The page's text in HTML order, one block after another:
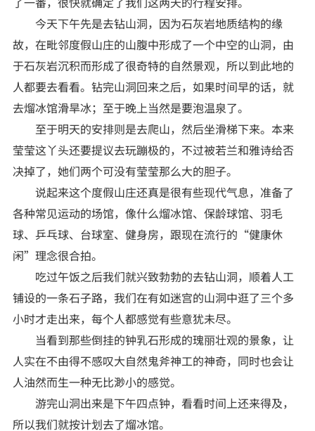
今天下午先是去钻山洞，因为石灰岩地质结构的缘
故，在毗邻度假山庄的山腹中形成了一个中空的山洞，由
于石灰岩沉积而形成了很奇特的自然景观，所以到此地的
人都要去看看。钻完山洞回来之后，如果时间早的话，就
去熘冰馆滑旱冰；至于晚上当然是要泡温泉了。
至于明天的安排则是去爬山，然后坐滑梯下来。本来
莹莹这丫头还要提议去玩蹦极的，不过被若兰和雅诗给否
决掉了，她们两个可没有莹莹那么大的胆子。
说起来这个度假山庄还真是很有些现代气息，准备了
各种常见运动的场馆，像什么熘冰馆、保龄球馆、羽毛
球、乒乓球、台球室、健身房，跟现在流行的“健康休
闲”理念很合拍。
吃过午饭之后我们就兴致勃勃的去钻山洞，顺着人工
铺设的一条石子路，我们在有如迷宫的山洞中逛了三个多
小时才走出来，每个人都感觉有些意犹未尽。
当看到那些倒挂的钟乳石形成的瑰丽壮观的景象，让
人实在不由得不感叹大自然鬼斧神工的神奇，同时也会让
人油然而生一种无比渺小的感觉。
游完山洞出来是下午四点钟，看看时间上还来得及，
所以我们就按计划去了熘冰馆。